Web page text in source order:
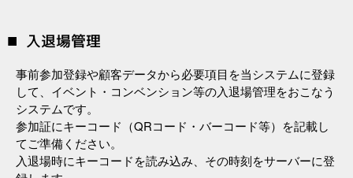
入退場管理
事前参加登録や顧客データから必要項目を当システムに登録
して、イベント・コンベンション等の入退場管理をおこなう
システムです。
参加証にキーコード（QRコード・バーコード等）を記載し
てご準備ください。
入退場時にキーコードを読み込み、その時刻をサーバーに登